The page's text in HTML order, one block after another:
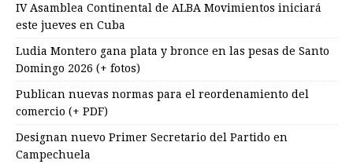
IV Asamblea Continental de ALBA Movimientos iniciará
este jueves en Cuba
Ludia Montero gana plata y bronce en las pesas de Santo
Domingo 2026 (+ fotos)
Publican nuevas normas para el reordenamiento del
comercio (+ PDF)
Designan nuevo Primer Secretario del Partido en
Campechuela